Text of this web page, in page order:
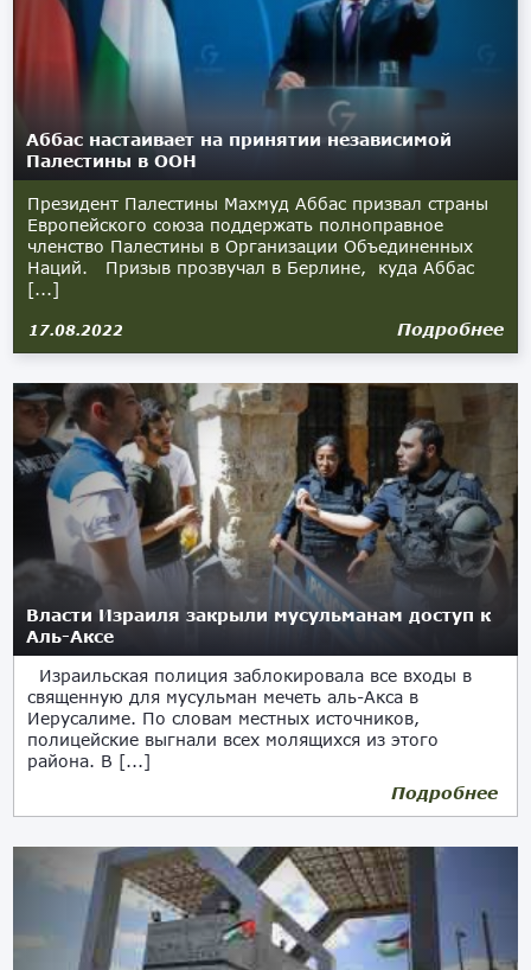
Аббас настаивает на принятии независимой
Палестины в ООН
Президент Палестины Махмуд Аббас призвал страны
Европейского союза поддержать полноправное
членство Палестины в Организации Объединенных
Наций. Призыв прозвучал в Берлине, куда Аббас
[...]
17.08.2022 Подробнее
Власти Израиля закрыли мусульманам доступ к
Аль-Аксе
Израильская полиция заблокировала все входы в
священную для мусульман мечеть аль-Акса в
Иерусалиме. По словам местных источников,
полицейские выгнали всех молящихся из этого
района. В [...]
Подробнее